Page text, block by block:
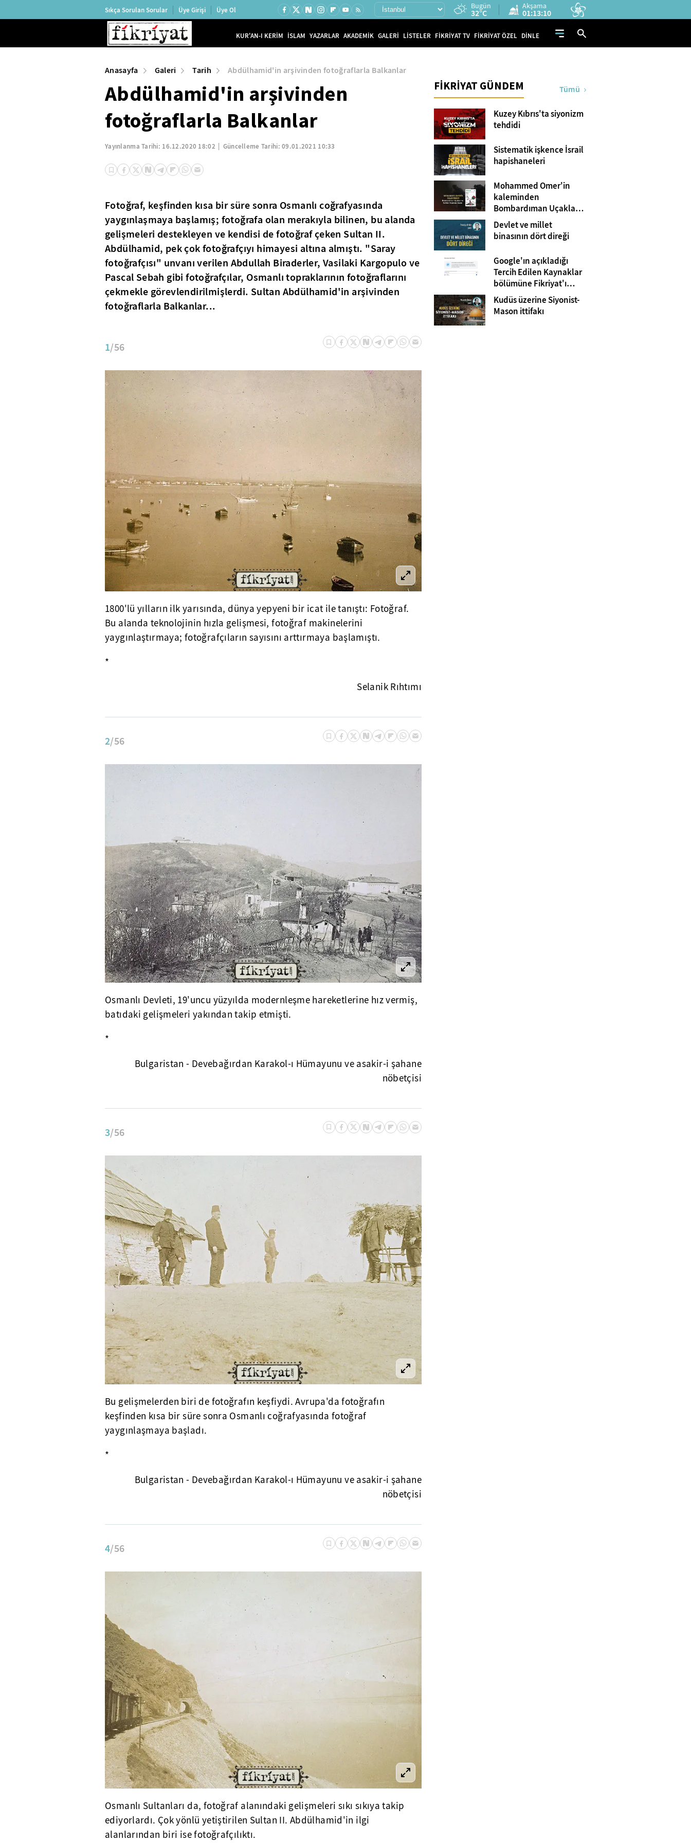
Sıkça Sorulan Sorular Üye Girişi Üye Ol Bugün
32°C
Akşama
01:13:08
KUR'AN-I KERİM İSLAM YAZARLAR AKADEMİK GALERİ LİSTELER FİKRİYAT TV FİKRİYAT ÖZEL DİNLE
Anasayfa Galeri Tarih Abdülhamid'in arşivinden fotoğraflarla Balkanlar
Abdülhamid'in arşivinden
fotoğraflarla Balkanlar
Yayınlanma Tarihi: 16.12.2020 18:02 Güncelleme Tarihi:09.01.2021 10:33
Fotoğraf, keşfinden kısa bir süre sonra Osmanlı coğrafyasında
yaygınlaşmaya başlamış; fotoğrafa olan merakıyla bilinen, bu alanda
gelişmeleri destekleyen ve kendisi de fotoğraf çeken Sultan II.
Abdülhamid, pek çok fotoğrafçıyı himayesi altına almıştı. "Saray
fotoğrafçısı" unvanı verilen Abdullah Biraderler, Vasilaki Kargopulo ve
Pascal Sebah gibi fotoğrafçılar, Osmanlı topraklarının fotoğraflarını
çekmekle görevlendirilmişlerdi. Sultan Abdülhamid'in arşivinden
fotoğraflarla Balkanlar...
1/56
1800'lü yılların ilk yarısında, dünya yepyeni bir icat ile tanıştı: Fotoğraf.
Bu alanda teknolojinin hızla gelişmesi, fotoğraf makinelerini
yaygınlaştırmaya; fotoğrafçıların sayısını arttırmaya başlamıştı.
*
Selanik Rıhtımı
2/56
Osmanlı Devleti, 19'uncu yüzyılda modernleşme hareketlerine hız vermiş,
batıdaki gelişmeleri yakından takip etmişti.
*
Bulgaristan - Devebağırdan Karakol-ı Hümayunu ve asakir-i şahane
nöbetçisi
3/56
Bu gelişmelerden biri de fotoğrafın keşfiydi. Avrupa'da fotoğrafın
keşfinden kısa bir süre sonra Osmanlı coğrafyasında fotoğraf
yaygınlaşmaya başladı.
*
Bulgaristan - Devebağırdan Karakol-ı Hümayunu ve asakir-i şahane
nöbetçisi
4/56
Osmanlı Sultanları da, fotoğraf alanındaki gelişmeleri sıkı sıkıya takip
ediyorlardı. Çok yönlü yetiştirilen Sultan II. Abdülhamid'in ilgi
alanlarından biri ise fotoğrafçılıktı.
FİKRİYAT GÜNDEM Tümü
Kuzey Kıbrıs'ta siyonizm
tehdidi
Sistematik işkence İsrail
hapishaneleri
Mohammed Omer'in
kaleminden
Bombardıman Uçakları
ve Tanklar Arasında
Gazze
Devlet ve millet
binasının dört direği
Google'ın açıkladığı
Tercih Edilen Kaynaklar
bölümüne Fikriyat'ı
eklemeyi unutmayın!
Kudüs üzerine Siyonist-
Mason ittifakı